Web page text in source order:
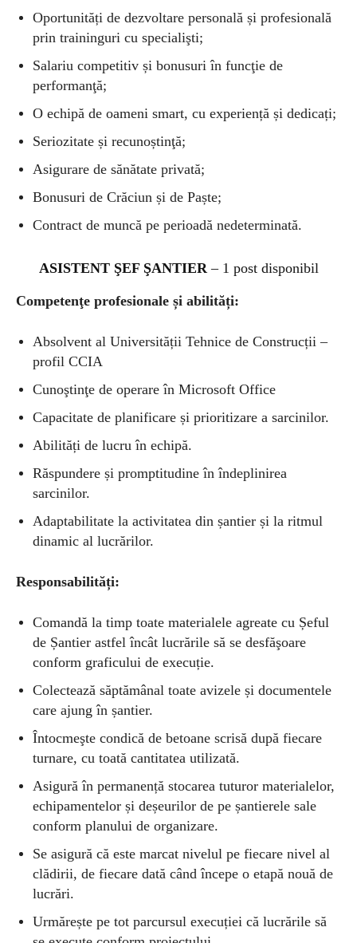
Oportunități de dezvoltare personală și profesională
prin traininguri cu specialişti;
Salariu competitiv și bonusuri în funcţie de
performanţă;
O echipă de oameni smart, cu experiență și dedicați;
Seriozitate și recunoștinţă;
Asigurare de sănătate privată;
Bonusuri de Crăciun și de Paște;
Contract de muncă pe perioadă nedeterminată.
ASISTENT ŞEF ŞANTIER– 1 post disponibil
Competenţe profesionale și abilități:
Absolvent al Universității Tehnice de Construcții –
profil CCIA
Cunoştinţe de operare în Microsoft Office
Capacitate de planificare și prioritizare a sarcinilor.
Abilități de lucru în echipă.
Răspundere și promptitudine în îndeplinirea
sarcinilor.
Adaptabilitate la activitatea din șantier și la ritmul
dinamic al lucrărilor.
Responsabilități:
Comandă la timp toate materialele agreate cu Șeful
de Șantier astfel încât lucrările să se desfăşoare
conform graficului de execuție.
Colectează săptămânal toate avizele și documentele
care ajung în șantier.
Întocmeşte condică de betoane scrisă după fiecare
turnare, cu toată cantitatea utilizată.
Asigură în permanență stocarea tuturor materialelor,
echipamentelor și deșeurilor de pe șantierele sale
conform planului de organizare.
Se asigură că este marcat nivelul pe fiecare nivel al
clădirii, de fiecare dată când începe o etapă nouă de
lucrări.
Urmărește pe tot parcursul execuției că lucrările să